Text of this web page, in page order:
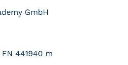
GmbH
441940 m